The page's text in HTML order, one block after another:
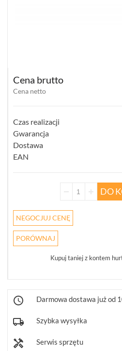
KANAŁÓW
PUSZKI
I
UCHWYTY
OBIEKTYWY
MEGAPIKSELOWE
(5)
URZĄDZENIA
MONITORY
(7)
DEKODERY
(1)
Cena brutto
Cena netto
Czas realizacji
Gwarancja
Dostawa
EAN
DO
NEGOCJUJ CENĘ
PORÓWNAJ
Kupuj taniej z kontem
Darmowa dostawa już od
Szybka wysyłka
Serwis sprzętu